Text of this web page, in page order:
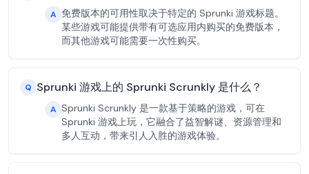
A 免费版本的可用性取决于特定的 Sprunki 游戏标题。
某些游戏可能提供带有可选应用内购买的免费版本，
而其他游戏可能需要一次性购买。
Q Sprunki 游戏上的 Sprunki Scrunkly 是什么？
A Sprunki Scrunkly 是一款基于策略的游戏，可在
Sprunki 游戏上玩，它融合了益智解谜、资源管理和
多人互动，带来引人入胜的游戏体验。